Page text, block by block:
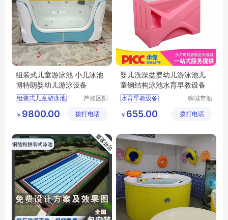
组装式儿童游泳池 小儿泳池
博特朗婴幼儿游泳设备
组装式儿童游泳池
博特朗婴幼儿游泳设备
芦淞区阳
童游泳馆
￥ 9800.00 拨打电话
婴儿洗澡盆婴幼儿游泳池儿
童钢结构泳池水育早教设备
水育早教设备
婴幼儿游泳池
聊城市船
乐设备有
￥ 655.00 拨打电话